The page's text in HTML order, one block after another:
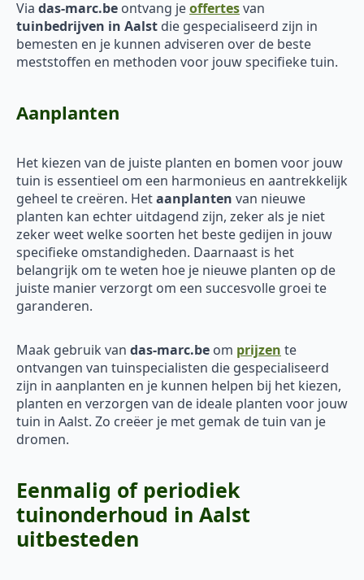
Via das-marc.be ontvang jeoffertesvan
tuinbedrijven in Aalst die gespecialiseerd zijn in
bemesten en je kunnen adviseren over de beste
meststoffen en methoden voor jouw specifieke tuin.
Aanplanten
Het kiezen van de juiste planten en bomen voor jouw
tuin is essentieel om een harmonieus en aantrekkelijk
geheel te creëren. Hetaanplanten van nieuwe
planten kan echter uitdagend zijn, zeker als je niet
zeker weet welke soorten het beste gedijen in jouw
specifieke omstandigheden. Daarnaast is het
belangrijk om te weten hoe je nieuwe planten op de
juiste manier verzorgt om een succesvolle groei te
garanderen.
Maak gebruik van das-marc.be om prijzen te
ontvangen van tuinspecialisten die gespecialiseerd
zijn in aanplanten en je kunnen helpen bij het kiezen,
planten en verzorgen van de ideale planten voor jouw
tuin in Aalst. Zo creëer je met gemak de tuin van je
dromen.
Eenmalig of periodiek
tuinonderhoud in Aalst
uitbesteden